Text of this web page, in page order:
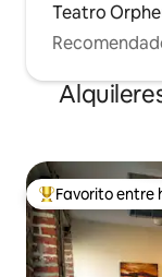
Teatro
De los mejores
Favorito entre